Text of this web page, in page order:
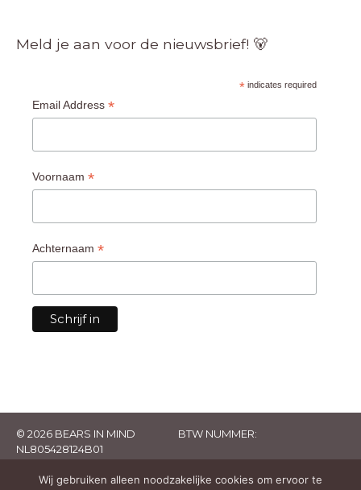
Meld je aan voor de nieuwsbrief! 🐻
* indicates required
Email Address *
Voornaam *
Achternaam *
© 2026 BEARS IN MIND
BTW NUMMER:
NL805428124B01
Wij gebruiken alleen noodzakelijke cookies om ervoor te